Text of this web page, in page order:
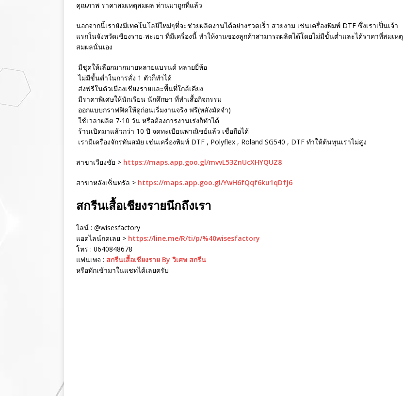
คุณภาพ ราคาสมเหตุสมผล ท่านมาถูกที่แล้ว
นอกจากนี้เรายังมีเทคโนโลยีใหม่ๆที่จะช่วยผลิตงานได้อย่างรวดเร็ว สวยงาม เช่นเครื่องพิมพ์ DTF ซึ่งเราเป็นเจ้า
แรกในจังหวัดเชียงราย-พะเยา ที่มีเครื่องนี้ ทำให้งานของลูกค้าสามารถผลิตได้โดยไม่มีขั้นต่ำและได้ราคาที่สมเหตุ
สมผลนั่นเอง
มีชุดให้เลือกมากมายหลายแบรนด์ หลายยี่ห้อ
ไม่มีขั้นต่ำในการสั่ง 1 ตัวก็ทำได้
ส่งฟรีในตัวเมืองเชียงรายและพื้นที่ใกล้เคียง
มีราคาพิเศษให้นักเรียน นักศึกษา ที่ทำเสื้อกิจกรรม
ออกแบบกราฟฟิคให้ดูก่อนเริ่มงานจริง ฟรี(หลังมัดจำ)
ใช้เวลาผลิต 7-10 วัน หรือต้องการงานเร่งก็ทำได้
ร้านเปิดมาแล้วกว่า 10 ปี จดทะเบียนพาณิชย์แล้ว เชื่อถือได้
เรามีเครื่องจักรทันสมัย เช่นเครื่องพิมพ์ DTF , Polyflex , Roland SG540 , DTF ทำให้ต้นทุนเราไม่สูง
สาขาเวียงชัย > https://maps.app.goo.gl/mvvL53ZnUcXHYQUZ8
สาขาหลังเซ็นทรัล > https://maps.app.goo.gl/YwH6fQqf6ku1qDfJ6
สกรีนเสื้อเชียงรายนึกถึงเรา
ไลน์ : @wisesfactory
แอดไลน์กดเลย > https://line.me/R/ti/p/%40wisesfactory
โทร : 0640848678
แฟนเพจ : สกรีนเสื้อเชียงราย By วิเศษ สกรีน
หรือทักเข้ามาในแชทได้เลยครับ